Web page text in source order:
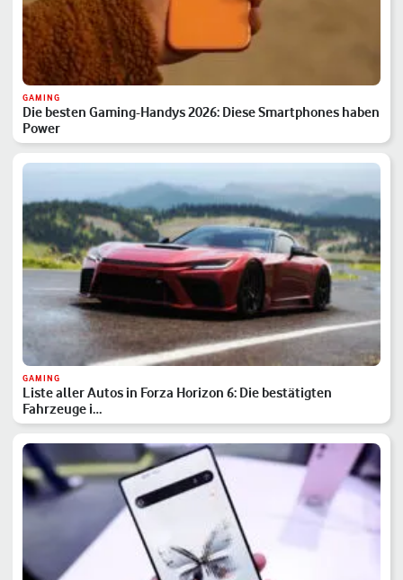
GAMING
Die besten Gaming-Handys 2026: Diese Smartphones haben
Power
GAMING
Liste aller Autos in Forza Horizon 6: Die bestätigten
Fahrzeuge i…